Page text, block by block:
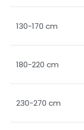
130-170 cm
180-220 cm
230-270 cm